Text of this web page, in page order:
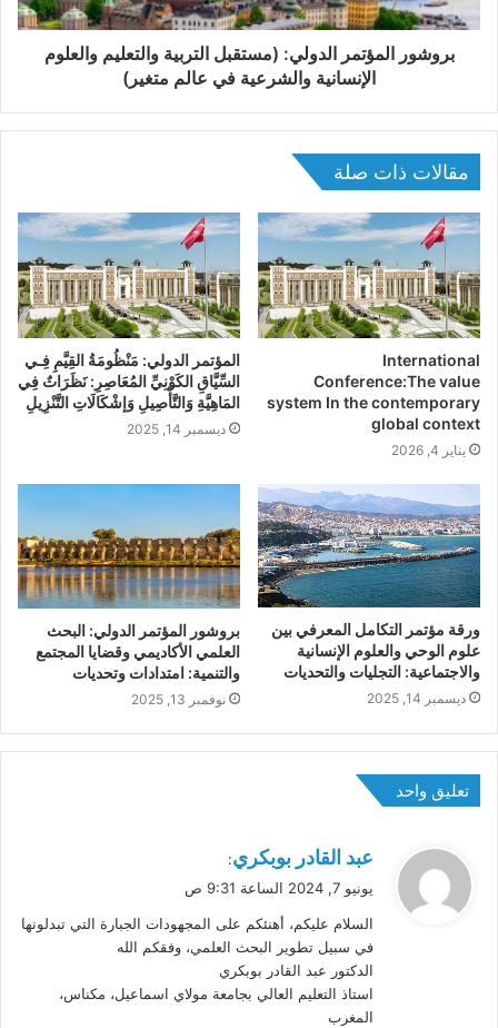
بروشور المؤتمر الدولي: (مستقبل التربية والتعليم والعلوم
الإنسانية والشرعية في عالم متغير)
مقالات ذات صلة
International
Conference:The value
system In the contemporary
global context
يناير 4, 2026
المؤتمر الدولي: مَنْظُومَةُ القِيَّمِ فِـي
السِّيَّاقِ الكَوْنِيِّ المُعَاصِرِ: نَظَرَاتٌ فِي
المَاهِيَّةِ وَالتَّأْصِيلِ وَإشْكَالَاتِ التَّنْزِيلِ
ديسمبر 14, 2025
ورقة مؤتمر التكامل المعرفي بين
علوم الوحي والعلوم الإنسانية
والاجتماعية: التجليات والتحديات
ديسمبر 14, 2025
بروشور المؤتمر الدولي: اﻟﺒﺤﺚ
اﻟﻌﻠﻤﻲ اﻷﻛﺎدﻳﻤﻲ وﻗﻀﺎﻳﺎ اﻟﻤﺠﺘﻤﻊ
واﻟﺘﻨﻤﻴﺔ: اﻣﺘﺪادات وتحديات
نوفمبر 13, 2025
تعليق واحد
ي
ل
عبد القادر بوبكري:
يونيو 7, 2024 الساعة 9:31 ص
السلام عليكم، أهنئكم على المجهودات الجبارة التي تبدلونها
في سبيل تطوير البحث العلمي، وفقكم الله
الدكتور عبد القادر بوبكري
استاذ التعليم العالي بجامعة مولاي اسماعيل، مكناس،
المغرب